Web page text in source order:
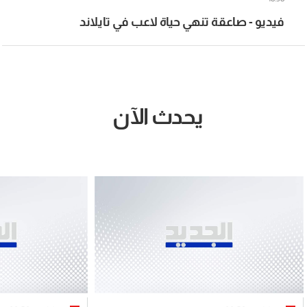
فيديو - صاعقة تنهي حياة لاعب في تايلاند
يحدث الآن